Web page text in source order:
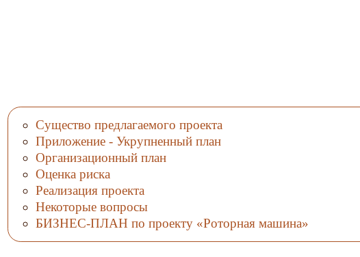
Существо предлагаемого проекта
Приложение - Укрупненный план
Организационный план
Оценка риска
Реализация проекта
Некоторые вопросы
БИЗНЕС-ПЛАН по проекту «Роторная машина»